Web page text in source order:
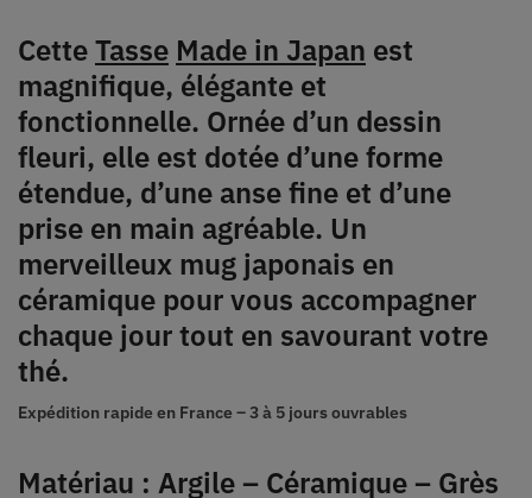
CetteTasse Made in Japan est
magnifique, élégante et
fonctionnelle. Ornée d’un dessin
fleuri, elle est dotée d’une forme
étendue, d’une anse fine et d’une
prise en main agréable. Un
merveilleux mug japonais en
céramique pour vous accompagner
chaque jour tout en savourant votre
thé.
Expédition rapide en France –3 à 5 jours ouvrables
Matériau : Argile – Céramique – Grès